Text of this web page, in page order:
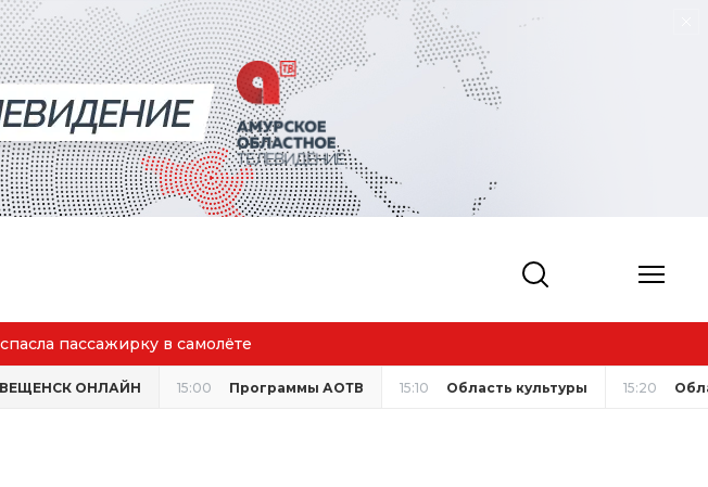
пассажирку в самолёте
ОНЛАЙН 15:00 Программы АОТВ 15:10 Область культуры 15:20